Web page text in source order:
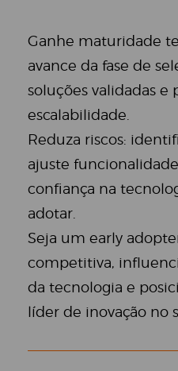
Ganhe maturidade
avance da fase de
soluções validadas e
escalabilidade.
Reduza riscos:
ajuste
confiança na
adotar.
Seja um early
competitiva,
da tecnologia e
líder de inovação no